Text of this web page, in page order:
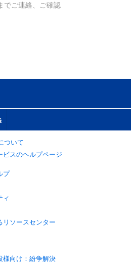
でご連絡、ご確認
ついて
ビスのヘルプページ
プ
ィ
リソースセンター
様向け：紛争解決